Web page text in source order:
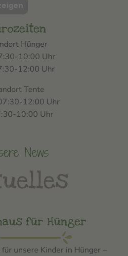
Hünger
10:00 Uhr
12:00 Uhr
Tente
12:00 Uhr
10:00 Uhr
News
für Hünger
unsere Kinder in Hünger –